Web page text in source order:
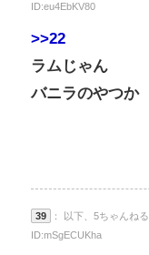
ID:eu4EbKV80
>>22
ラムじゃん
バニラのやつか
39
： 以下、5ちゃんね
ID:mSgECUKha